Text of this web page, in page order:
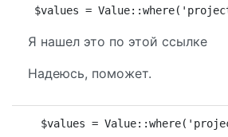
$values =
Я нашел это по этой ссылке
Надеюсь, поможет.
$values =